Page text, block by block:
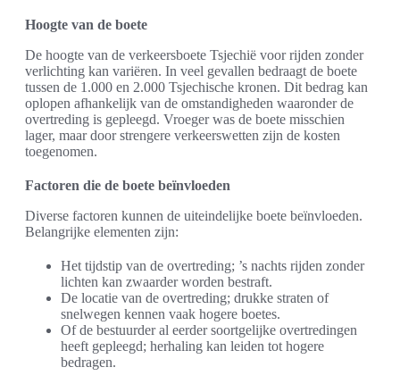
Hoogte van de boete
De hoogte van de verkeersboete Tsjechië voor rijden zonder
verlichting kan variëren. In veel gevallen bedraagt de boete
tussen de 1.000 en 2.000 Tsjechische kronen. Dit bedrag kan
oplopen afhankelijk van de omstandigheden waaronder de
overtreding is gepleegd. Vroeger was de boete misschien
lager, maar door strengere verkeerswetten zijn de kosten
toegenomen.
Factoren die de boete beïnvloeden
Diverse factoren kunnen de uiteindelijke boete beïnvloeden.
Belangrijke elementen zijn:
Het tijdstip van de overtreding; ’s nachts rijden zonder
lichten kan zwaarder worden bestraft.
De locatie van de overtreding; drukke straten of
snelwegen kennen vaak hogere boetes.
Of de bestuurder al eerder soortgelijke overtredingen
heeft gepleegd; herhaling kan leiden tot hogere
bedragen.